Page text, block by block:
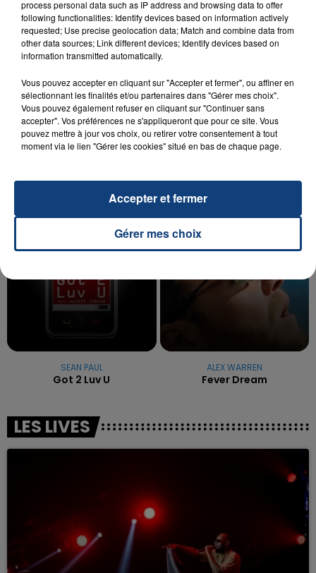
20 juillet 2026
UNE ADOLESCENTE DEVANT SE FAIRE
OPÉRER DE LA CHEVILLE RESSORT DE LA...
La famille a porté plainte contre la clinique qui a
reconnu sa responsabilité et présenté ses
TITRES DIFFUSÉS
SEAN PAUL
Got 2 Luv U
ALEX WARREN
Fever Dream
LES LIVES
process personal data such as IP address and browsing data to offer
following functionalities: Identify devices based on information actively
requested; Use precise geolocation data; Match and combine data from
other data sources; Link different devices; Identify devices based on
information transmitted automatically.
Vous pouvez accepter en cliquant sur "Accepter et fermer", ou affiner en
sélectionnant les finalités et/ou partenaires dans "Gérer mes choix".
Vous pouvez également refuser en cliquant sur "Continuer sans
accepter". Vos préférences ne s'appliqueront que pour ce site. Vous
pouvez mettre à jour vos choix, ou retirer votre consentement à tout
moment via le lien "Gérer les cookies" situé en bas de chaque page.
Gérer mes choix
Accepter et fermer